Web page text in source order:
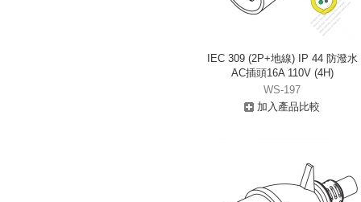
IEC 309 (2P+地線) IP 44 防潑水
AC插頭16A 110V (4H)
WS-197
加入產品比較